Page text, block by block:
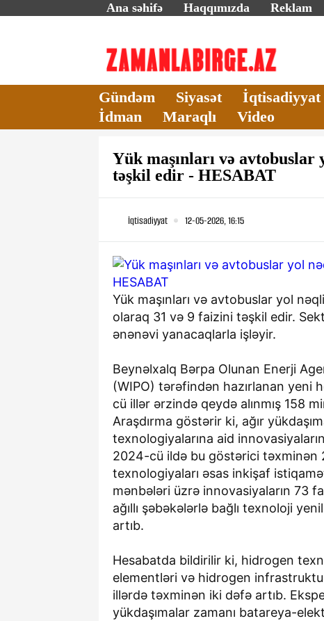
Ana səhifə Haqqımızda Reklam
Gündəm Siyasət İqtisadiyyat
İdman
Maraqlı Video
Yük maşınları və avtobuslar
təşkil edir - HESABAT
İqtisadiyyat 12-05-2026, 16:15
Yük maşınları və avtobuslar yol
olaraq 31 və 9 faizini təşkil edir.
ənənəvi yanacaqlarla işləyir.
Beynəlxalq Bərpa Olunan Enerji
(WIPO) tərəfindən hazırlanan yeni
cü illər ərzində qeydə alınmış 158
Araşdırma göstərir ki, ağır
texnologiyalarına aid
2024-cü ildə bu göstərici təxminən
texnologiyaları əsas inkişaf
mənbələri üzrə innovasiyaların 73
ağıllı şəbəkələrlə bağlı texnoloji
artıb.
Hesabatda bildirilir ki, hidrogen
elementləri və hidrogen
illərdə təxminən iki dəfə artıb.
yükdaşımalar zamanı batareya-